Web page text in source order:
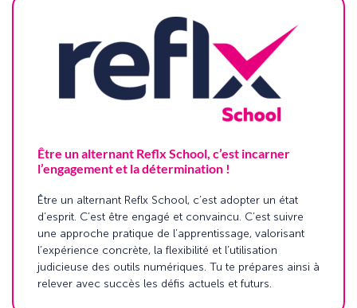
Être un alternant Reflx School, c’est incarner
l’engagement et la détermination !
Être un alternant Reflx School, c’est adopter un état
d’esprit. C’est être engagé et convaincu. C’est suivre
une approche pratique de l’apprentissage, valorisant
l’expérience concrète, la flexibilité et l’utilisation
judicieuse des outils numériques. Tu te prépares ainsi à
relever avec succès les défis actuels et futurs.